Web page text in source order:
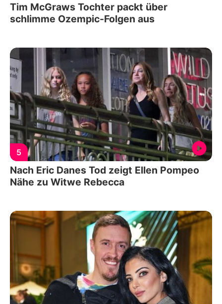
Tim McGraws Tochter packt über
schlimme Ozempic-Folgen aus
5
Nach Eric Danes Tod zeigt Ellen Pompeo
Nähe zu Witwe Rebecca